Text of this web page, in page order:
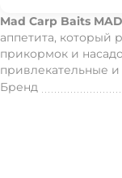
Mad Carp Baits
аппетита, который
прикормок и
привлекательные и
Бренд